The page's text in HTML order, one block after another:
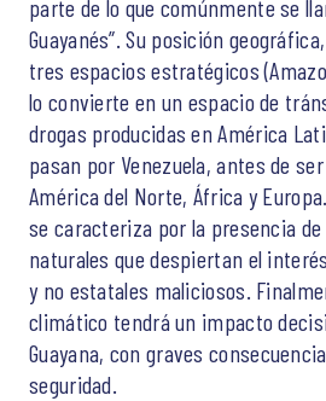
parte de lo que comúnmente se
Guayanés”. Su posición
tres espacios estratégicos
lo convierte en un espacio de
drogas producidas en América
pasan por Venezuela, antes de
América del Norte, África y
se caracteriza por la presencia
naturales que despiertan el
y no estatales maliciosos.
climático tendrá un impacto
Guayana, con graves
seguridad.